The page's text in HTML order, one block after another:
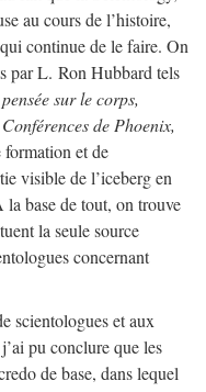
au cours de l’histoire,
continue de le faire. On
par L. Ron Hubbard tels
sur le corps,
de Phoenix,
et de
visible de l’iceberg en
base de tout, on trouve
la seule source
concernant
scientologues et aux
pu conclure que les
de base, dans lequel